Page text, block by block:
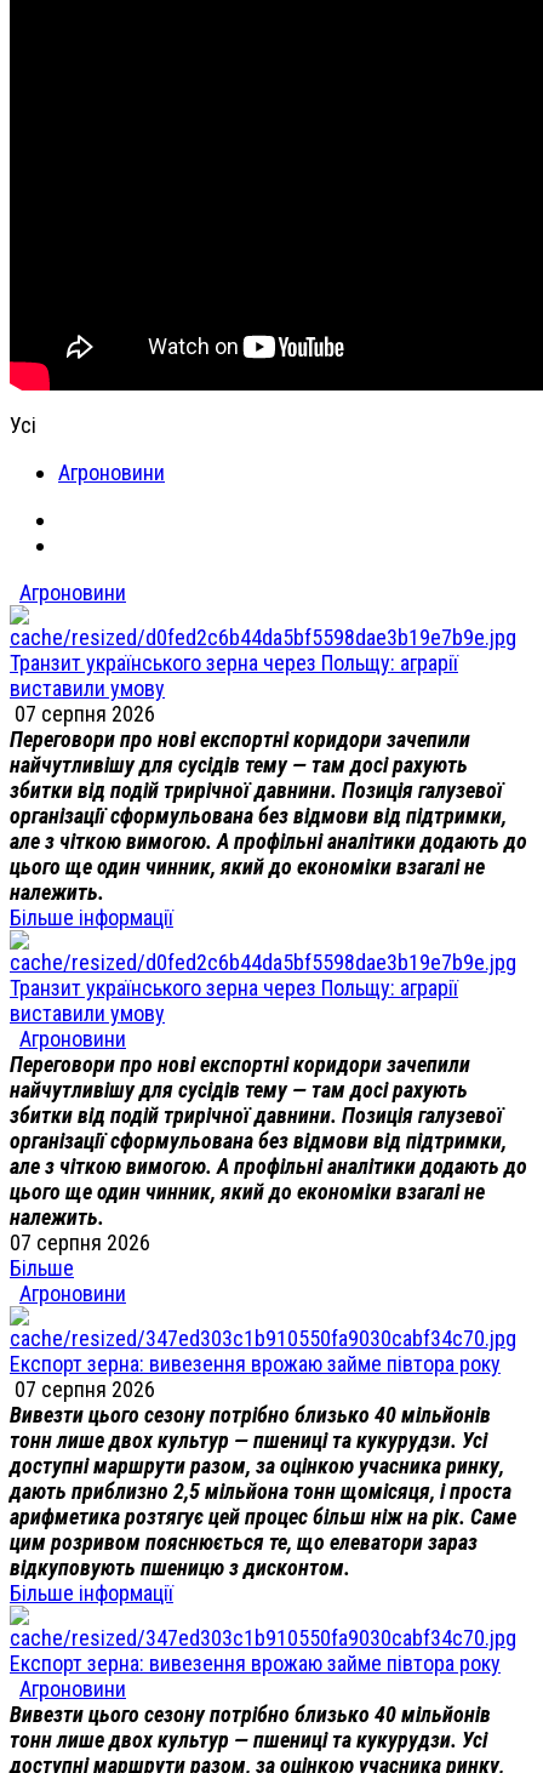
Усі
Агроновини
Агроновини
Транзит українського зерна через Польщу: аграрії
виставили умову
07 серпня 2026
Переговори про нові експортні коридори зачепили
найчутливішу для сусідів тему — там досі рахують
збитки від подій трирічної давнини. Позиція галузевої
організації сформульована без відмови від підтримки,
але з чіткою вимогою. А профільні аналітики додають до
цього ще один чинник, який до економіки взагалі не
належить.
Більше інформації
Транзит українського зерна через Польщу: аграрії
виставили умову
Агроновини
Переговори про нові експортні коридори зачепили
найчутливішу для сусідів тему — там досі рахують
збитки від подій трирічної давнини. Позиція галузевої
організації сформульована без відмови від підтримки,
але з чіткою вимогою. А профільні аналітики додають до
цього ще один чинник, який до економіки взагалі не
належить.
07 серпня 2026
Більше
Агроновини
Експорт зерна: вивезення врожаю займе півтора року
07 серпня 2026
Вивезти цього сезону потрібно близько 40 мільйонів
тонн лише двох культур — пшениці та кукурудзи. Усі
доступні маршрути разом, за оцінкою учасника ринку,
дають приблизно 2,5 мільйона тонн щомісяця, і проста
арифметика розтягує цей процес більш ніж на рік. Саме
цим розривом пояснюється те, що елеватори зараз
відкуповують пшеницю з дисконтом.
Більше інформації
Експорт зерна: вивезення врожаю займе півтора року
Агроновини
Вивезти цього сезону потрібно близько 40 мільйонів
тонн лише двох культур — пшениці та кукурудзи. Усі
доступні маршрути разом, за оцінкою учасника ринку,